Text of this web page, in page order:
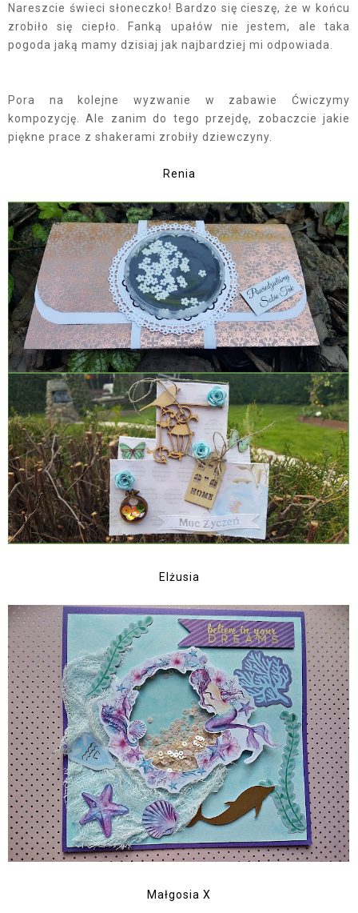
Nareszcie świeci słoneczko! Bardzo się cieszę, że w końcu
zrobiło się ciepło. Fanką upałów nie jestem, ale taka
pogoda jaką mamy dzisiaj jak najbardziej mi odpowiada.
Pora na kolejne wyzwanie w zabawie Ćwiczymy
kompozycję. Ale zanim do tego przejdę, zobaczcie jakie
piękne prace z shakerami zrobiły dziewczyny.
Renia
Elżusia
Małgosia X